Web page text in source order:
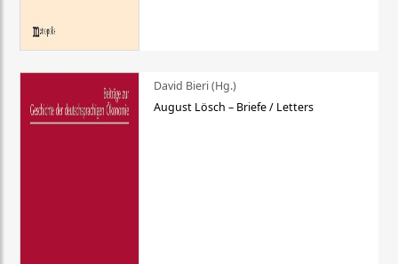
David Bieri (Hg.)
August Lösch – Briefe / Letters